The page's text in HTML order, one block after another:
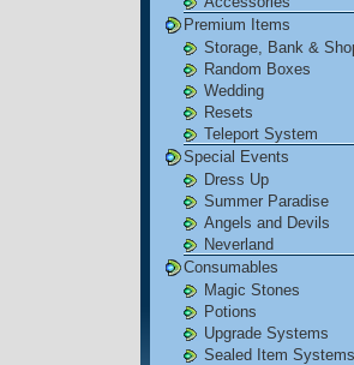
Premium Items
Storage, Bank &
Random Boxes
Wedding
Resets
Teleport System
Special Events
Dress Up
Summer Paradise
Angels and Devils
Neverland
Consumables
Magic Stones
Potions
Upgrade Systems
Sealed Item Systems